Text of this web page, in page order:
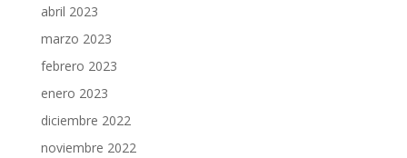
abril 2023
marzo 2023
febrero 2023
enero 2023
diciembre 2022
noviembre 2022